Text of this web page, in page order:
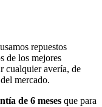
repuestos
de los mejores
cualquier avería, de
mercado.
de 6 meses que para